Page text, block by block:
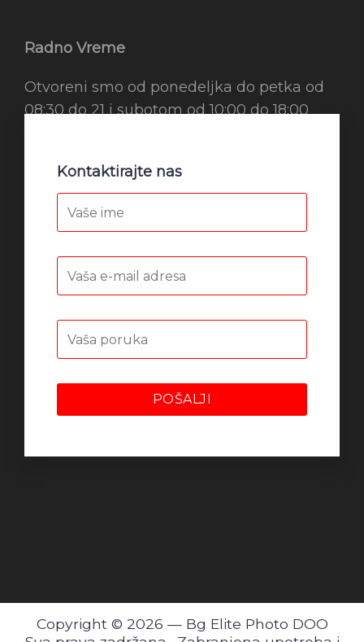
Radno Vreme
Otvoreni smo od ponedeljka do petka od
08:30 do 21 i subotom od 10:00 do 18:00
Kontaktirajte nas
Copyright © 2026 — Bg Elite Photo DOO